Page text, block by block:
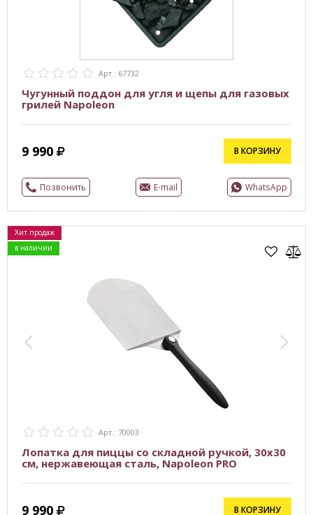
Арт.: 67732
Чугунный поддон для угля и щепы для газовых
грилей Napoleon
9 990 В КОРЗИНУ
Позвонить E-mail WhatsApp
Хит продаж
в наличии
Арт.: 70003
Лопатка для пиццы со складной ручкой, 30х30
см, нержавеющая сталь, Napoleon PRO
9 990 В КОРЗИНУ